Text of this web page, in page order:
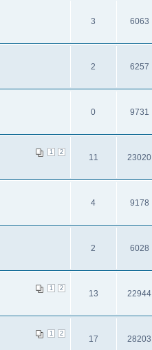
3 6063
2 6257
0 9731
1 2
11 23020
4 9178
2 6028
1 2
13 22944
1 2
17 28203